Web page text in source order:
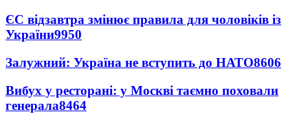
ЄС відзавтра змінює правила для чоловіків із
України9950
Залужний: Україна не вступить до НАТО8606
Вибух у ресторані: у Москві таємно поховали
генерала8464